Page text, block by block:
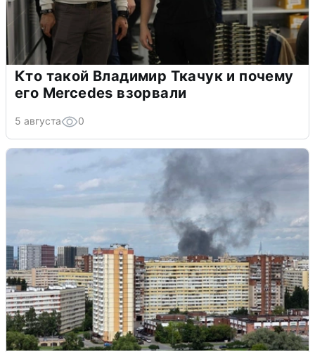
Кто такой Владимир Ткачук и почему
его Mercedes взорвали
5 августа 0